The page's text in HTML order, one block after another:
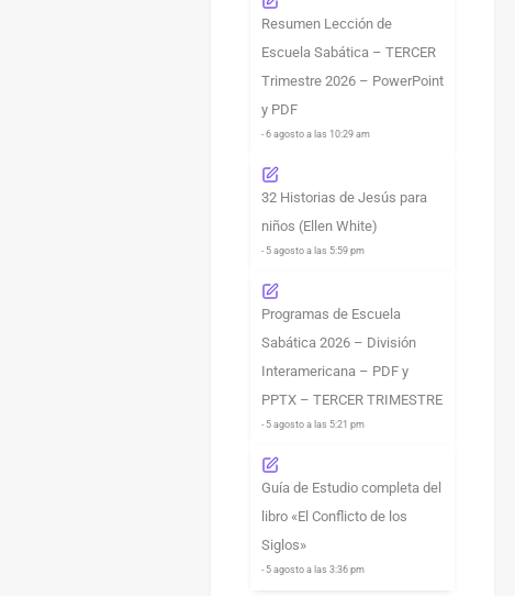
Resumen Lección de
Escuela Sabática – TERCER
Trimestre 2026 – PowerPoint
y PDF
- 6 agosto a las 10:29 am
32 Historias de Jesús para
niños (Ellen White)
- 5 agosto a las 5:59 pm
Programas de Escuela
Sabática 2026 – División
Interamericana – PDF y
PPTX – TERCER TRIMESTRE
- 5 agosto a las 5:21 pm
Guía de Estudio completa del
libro «El Conflicto de los
Siglos»
- 5 agosto a las 3:36 pm